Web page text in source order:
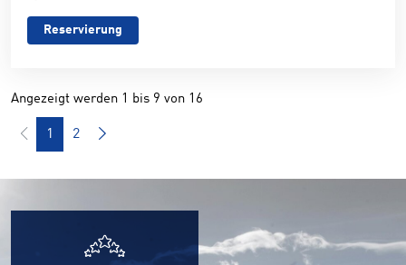
Reservierung
Angezeigt werden 1 bis 9 von 16
1 2